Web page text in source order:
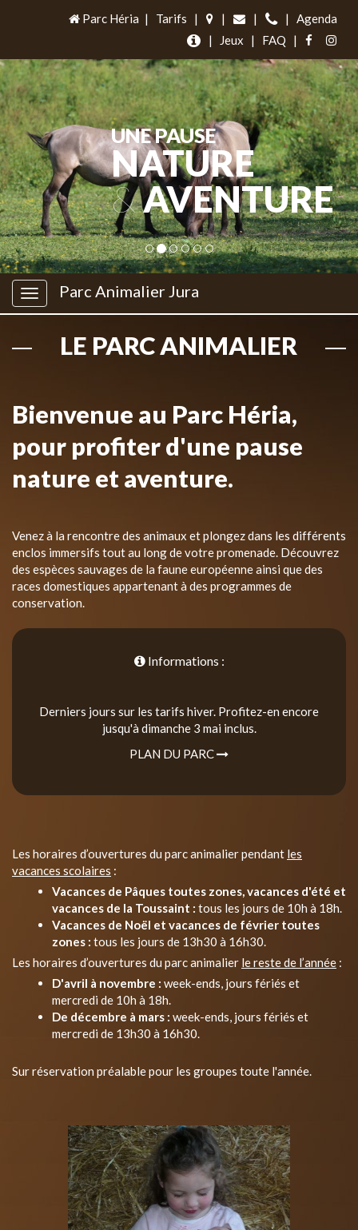
Parc Héria | Tarifs | | | |
Agenda
|
Jeux | FAQ |
UNE PAUSE
NATURE
&AVENTURE
Parc Animalier Jura
LE PARC ANIMALIER
Bienvenue au Parc Héria,
pour profiter d'une pause
nature et aventure.
Venez à la rencontre des animaux et plongez dans les différents
enclos immersifs tout au long de votre promenade. Découvrez
des espèces sauvages de la faune européenne ainsi que des
races domestiques appartenant à des programmes de
conservation.
Informations :
Derniers jours sur les tarifs hiver. Profitez-en encore
jusqu'à dimanche 3 mai inclus.
PLAN DU PARC
Les horaires d’ouvertures du parc animalier pendant les
vacances scolaires :
Vacances de Pâques toutes zones, vacances d'été et
vacances de la Toussaint : tous les jours de 10h à 18h.
Vacances de Noël et vacances de février toutes
zones : tous les jours de 13h30 à 16h30.
Les horaires d’ouvertures du parc animalier le reste de l’année :
D'avril à novembre : week-ends, jours fériés et
mercredi de 10h à 18h.
De décembre à mars : week-ends, jours fériés et
mercredi de 13h30 à 16h30.
Sur réservation préalable pour les groupes toute l'année.